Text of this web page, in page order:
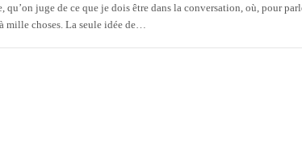
qu’on juge de ce que je dois être dans la conversation, où, pour
mille choses. La seule idée de…